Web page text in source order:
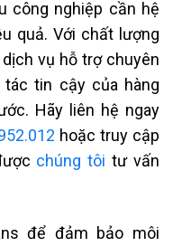
công nghiệp cần hệ
quả. Với chất lượng
vụ hỗ trợ chuyên
tác tin cậy của hàng
Hãy liên hệ ngay
hoặc truy cập
chúng tôi tư vấn
để đảm bảo môi